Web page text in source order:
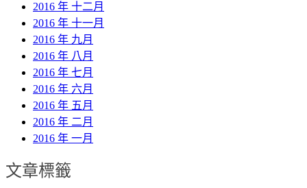
2016 年 十二月
2016 年 十一月
2016 年 九月
2016 年 八月
2016 年 七月
2016 年 六月
2016 年 五月
2016 年 二月
2016 年 一月
文章標籤